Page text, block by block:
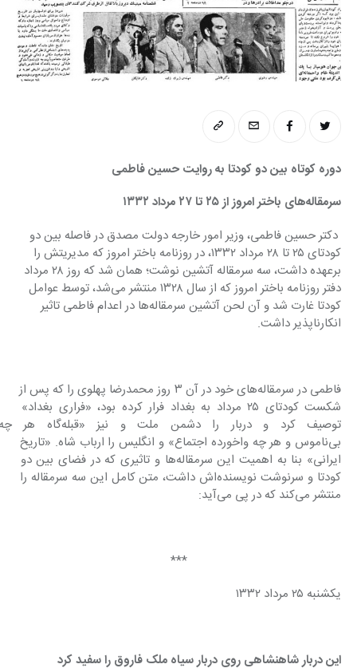
دوره کوتاه بین دو کودتا به روایت حسین فاطمی
سرمقاله‌های باختر امروز از ۲۵ تا ۲۷ مرداد ۱۳۳۲
دکتر حسین فاطمی، وزیر امور خارجه دولت مصدق در فاصله بین دو
کودتای ۲۵ تا ۲۸ مرداد ۱۳۳۲، در روزنامه باختر امروز که مدیریتش را
برعهده داشت، سه سرمقاله آتشین نوشت؛‌‌ همان شد که روز ۲۸ مرداد
دفتر روزنامه باختر امروز که از سال ۱۳۲۸ منتشر می‌شد، توسط عوامل
کودتا غارت شد و آن لحن آتشین سرمقاله‌ها در اعدام فاطمی تاثیر
انکارناپذیر داشت.
فاطمی در سرمقاله‌های خود در آن ۳ روز محمدرضا پهلوی را که پس از
شکست کودتای ۲۵ مرداد به بغداد فرار کرده بود، «فراری بغداد»
توصیف کرد و دربار را
بی‌ناموس و هر چه واخورده اجتماع» و انگلیس را ارباب شاه. «تاریخ
ایرانی» بنا به اهمیت این سرمقاله‌ها و تاثیری که در فضای بین دو
کودتا و سرنوشت نویسنده‌اش داشت، متن کامل این سه سرمقاله را
منتشر می‌کند که در پی می‌آید:
***
یکشنبه ۲۵ مرداد ۱۳۳۲
این دربار شاهنشاهی روی دربار سیاه ملک فاروق را سفید کرد